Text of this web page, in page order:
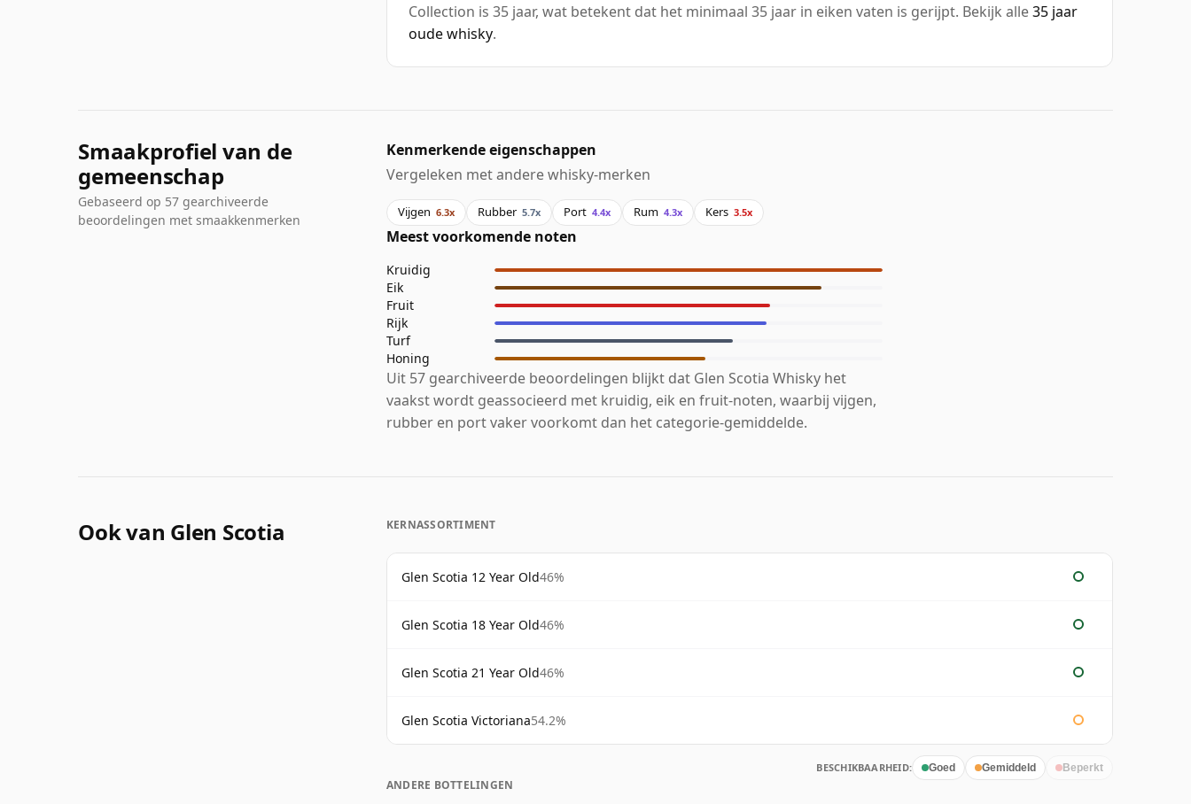
Collection is 35 jaar, wat betekent dat het minimaal 35 jaar in eiken vaten is gerijpt. Bekijk alle35 jaar
oude whisky.
Smaakprofiel van de
gemeenschap
Gebaseerd op 57 gearchiveerde
beoordelingen met smaakkenmerken
Kenmerkende eigenschappen
Vergeleken met andere whisky-merken
Vijgen 6.3x Rubber 5.7x Port 4.4x Rum 4.3x Kers 3.5x
Meest voorkomende noten
Kruidig
Eik
Fruit
Rijk
Turf
Honing
Uit 57 gearchiveerde beoordelingen blijkt dat Glen Scotia Whisky het
vaakst wordt geassocieerd met kruidig, eik en fruit-noten, waarbij vijgen,
rubber en port vaker voorkomt dan het categorie-gemiddelde.
Ook van Glen Scotia KERNASSORTIMENT
Glen Scotia 12 Year Old46%
Glen Scotia 18 Year Old46%
Glen Scotia 21 Year Old46%
Glen Scotia Victoriana54.2%
BESCHIKBAARHEID: Goed Gemiddeld Beperkt
ANDERE BOTTELINGEN